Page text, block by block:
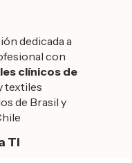
dedicada a
con
clínicos de
textiles
de Brasil y
Ti